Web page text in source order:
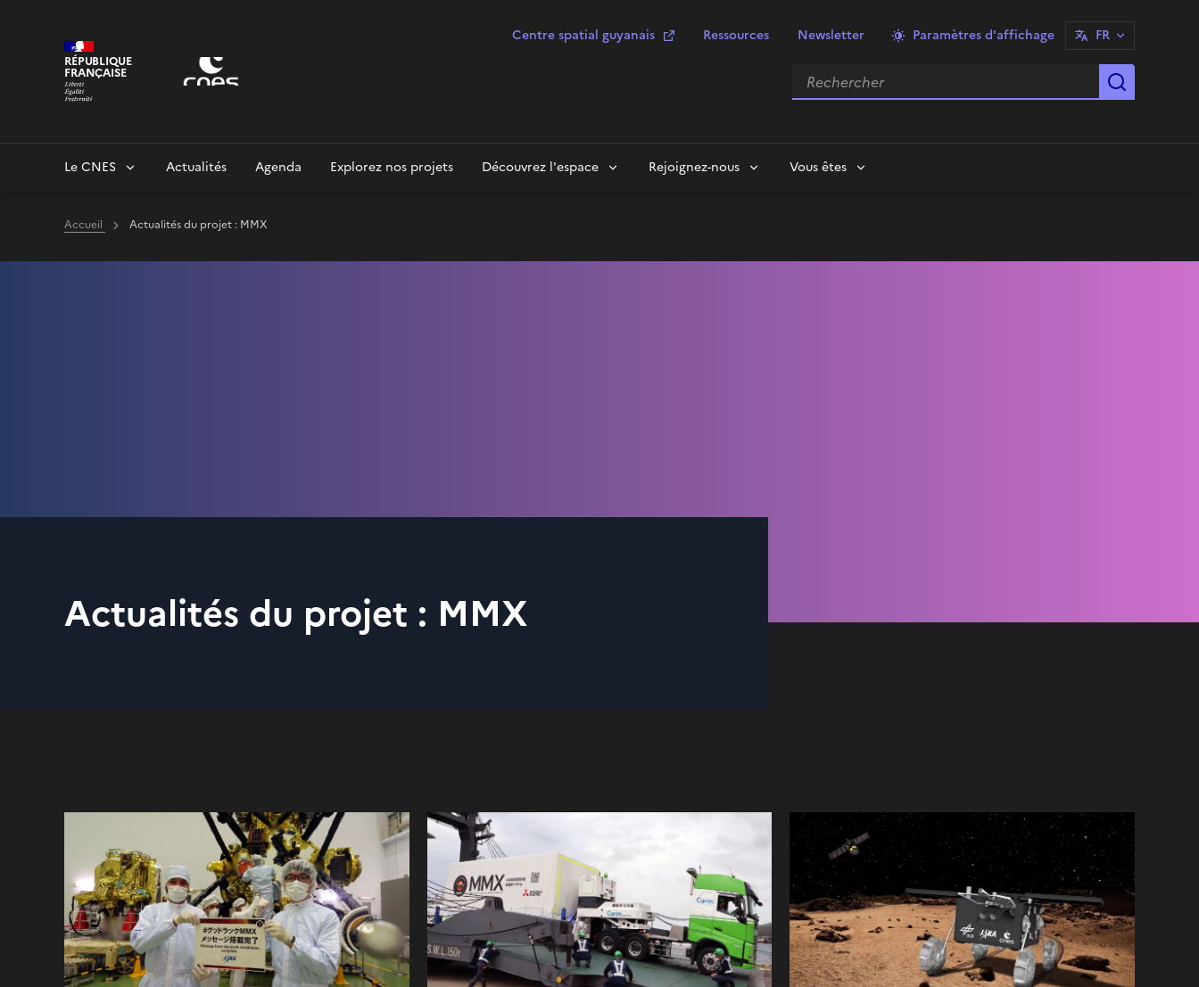
RÉPUBLIQUE
FRANÇAISE
Centre spatial guyanais Ressources Newsletter Paramètres d'affichage FR
Rechercher
Le CNES Actualités Agenda Explorez nos projets Découvrez l'espace Rejoignez-nous Vous êtes
Accueil Actualités du projet : MMX
Actualités du projet : MMX